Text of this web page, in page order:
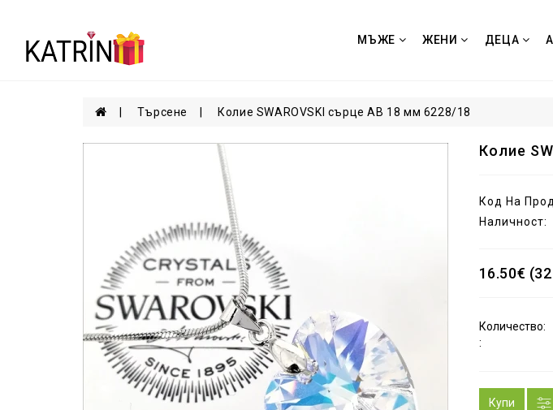
МЪЖЕ ЖЕНИ ДЕЦА
Търсене Колие SWAROVSKI сърце AB 18 мм 6228/18
Колие
Код На
Наличност:
16.50€
Количество:
:
Купи